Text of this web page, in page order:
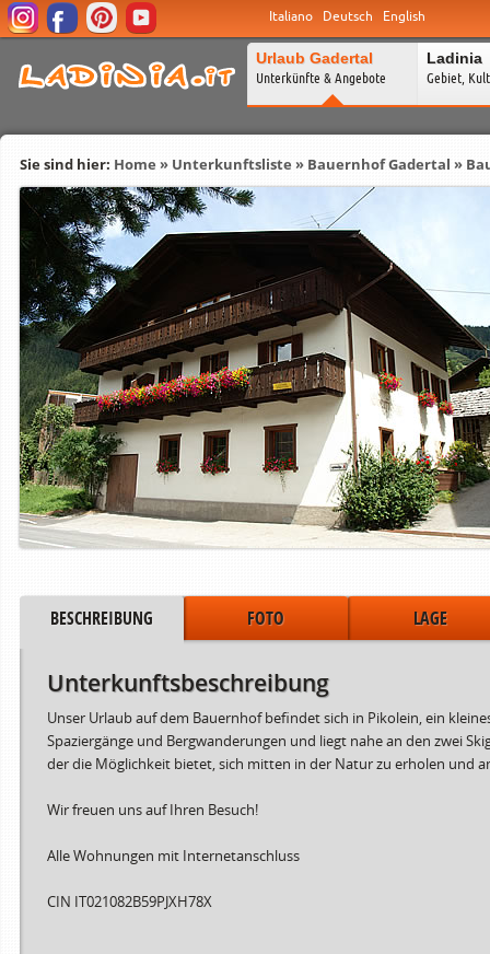
Italiano Deutsch English
Urlaub Gadertal
Unterkünfte & Angebote
Ladinia
Gebiet,
Sie sind hier: Home » Unterkunftsliste» Bauernhof Gadertal »
BESCHREIBUNG FOTO LAGE
Unterkunftsbeschreibung
Unser Urlaub auf dem Bauernhof befindet sich in Pikolein, ein
Spaziergänge und Bergwanderungen und liegt nahe an den zwei
der die Möglichkeit bietet, sich mitten in der Natur zu erholen und
Wir freuen uns auf Ihren Besuch!
Alle Wohnungen mit Internetanschluss
CIN IT021082B59PJXH78X